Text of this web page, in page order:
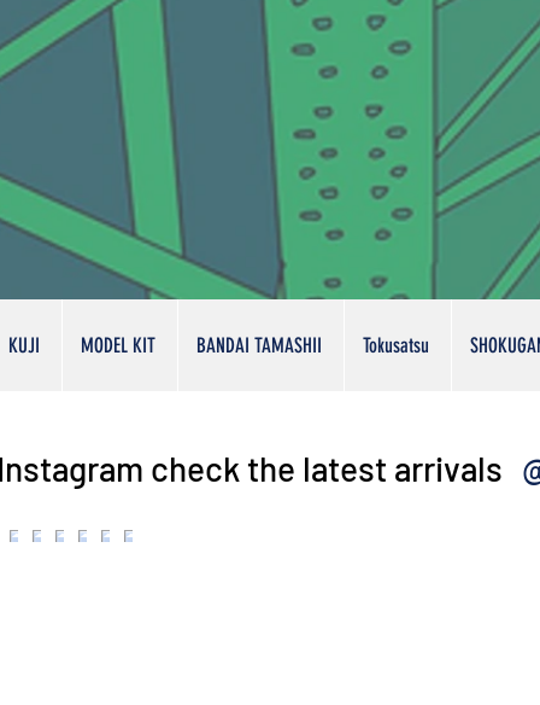
KUJI MODEL KIT BANDAI TAMASHII Tokusatsu
check the latest arrivals